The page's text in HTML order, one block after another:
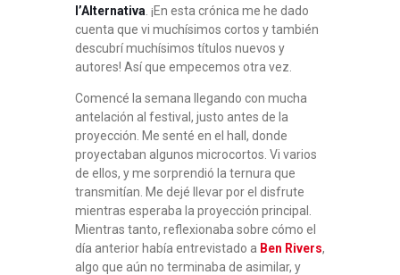
l’Alternativa . ¡En esta crónica me he dado
cuenta que vi muchísimos cortos y también
descubrí muchísimos títulos nuevos y
autores! Así que empecemos otra vez.
Comencé la semana llegando con mucha
antelación al festival, justo antes de la
proyección. Me senté en el hall, donde
proyectaban algunos microcortos. Vi varios
de ellos, y me sorprendió la ternura que
transmitían. Me dejé llevar por el disfrute
mientras esperaba la proyección principal.
Mientras tanto, reflexionaba sobre cómo el
día anterior había entrevistado a Ben Rivers,
algo que aún no terminaba de asimilar, y